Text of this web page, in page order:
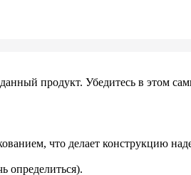
продукт. Убедитесь в этом
что делает конструкцию
определиться).